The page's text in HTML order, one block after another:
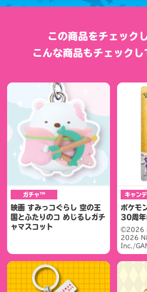
この商品をチェック
こんな商品もチェックし
ガチャ™
映画 すみっコぐらし 空の王
国とふたりのコ めじるしガチ
ャマスコット
キャン
ポケ
30周年
©2026
2026
Inc./